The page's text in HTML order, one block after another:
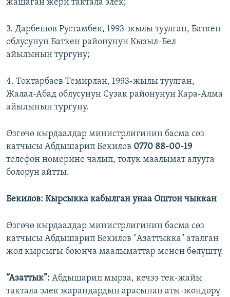
жашаган жери тактала элек;
3. Дарбешов Рустамбек, 1993-жылы туулган, Баткен
облусунун Баткен районунун Кызыл-Бел
айылынын тургуну;
4. Токтарбаев Темирлан, 1993-жылы туулган,
Жалал-Абад облусунун Сузак районунун Кара-Алма
айылынын тургуну.
Өзгөчө кырдаалдар министрлигинин басма сөз
катчысы Абдышарип Бекилов 0770 88-00-19
телефон номерине чалып, толук маалымат алууга
болорун айтты.
Бекилов: Кырсыкка кабылган унаа Оштон чыккан
Өзгөчө кырдаалдар министрлигинин басма сөз
катчысы Абдышарип Бекилов "Азаттыкка" аталган
жол кырсыгы боюнча маалыматтар менен бөлүштү.
“Азаттык”: Абдышарип мырза, кечээ тек-жайы
тактала элек жарандардын арасынан аты-жөндөрү